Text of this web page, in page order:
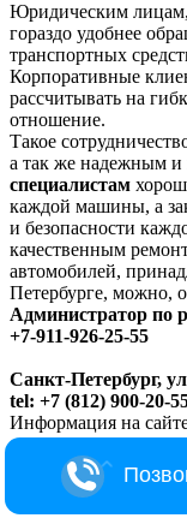
Юридическим
гораздо удобнее
транспортных
Корпоративные
рассчитывать на
отношение.
Такое
а так же надежным
специалистам
каждой машины, а
и безопасности
качественным
автомобилей,
Петербурге, можно,
Администратор по
+7-911-926-25-55
Санкт-Петербург,
tel: +7 (812) 900-20-
Информация на